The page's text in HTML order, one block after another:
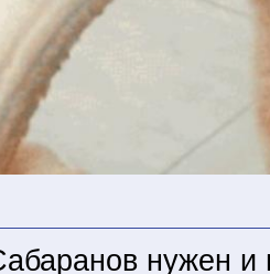
нужен и